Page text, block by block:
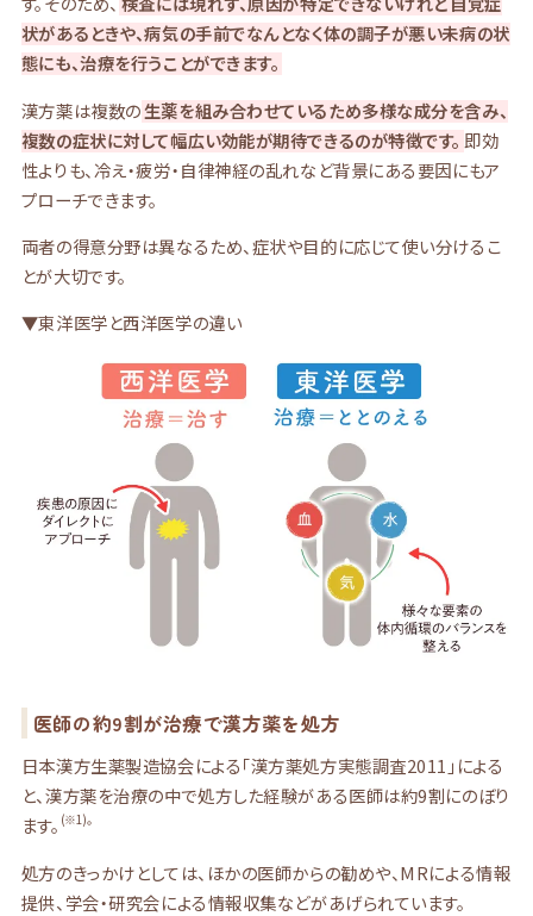
状があるときや、病気の手前でなんとなく体の調子が悪い未病の状
態にも、治療を行うことができます。
漢方薬は複数の生薬を組み合わせているため多様な成分を含み、
複数の症状に対して幅広い効能が期待できるのが特徴です。 即効
性よりも、冷え・疲労・自律神経の乱れなど背景にある要因にもア
プローチできます。
両者の得意分野は異なるため、症状や目的に応じて使い分けるこ
とが大切です。
▼東洋医学と西洋医学の違い
医師の約9割が治療で漢方薬を処方
日本漢方生薬製造協会による「漢方薬処方実態調査2011」による
と、漢方薬を治療の中で処方した経験がある医師は約9割にのぼり
ます。 (※1)。
処方のきっかけとしては、ほかの医師からの勧めや、MRによる情報
提供、学会・研究会による情報収集などがあげられています。